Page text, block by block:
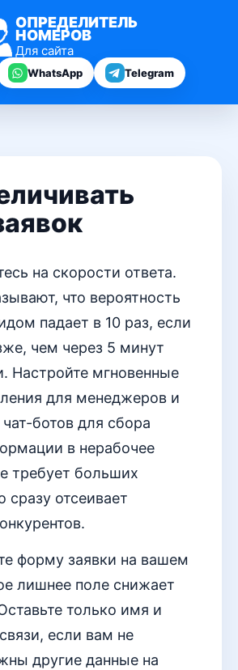
ОПРЕДЕЛИТЕЛЬ
НОМЕРОВ
Для сайта
WhatsApp Telegram
на скорости ответа.
что вероятность
падает в 10 раз, если
чем через 5 минут
Настройте мгновенные
для менеджеров и
ботов для сбора
в нерабочее
требует больших
сразу отсеивает
форму заявки на вашем
лишнее поле снижает
только имя и
если вам не
другие данные на